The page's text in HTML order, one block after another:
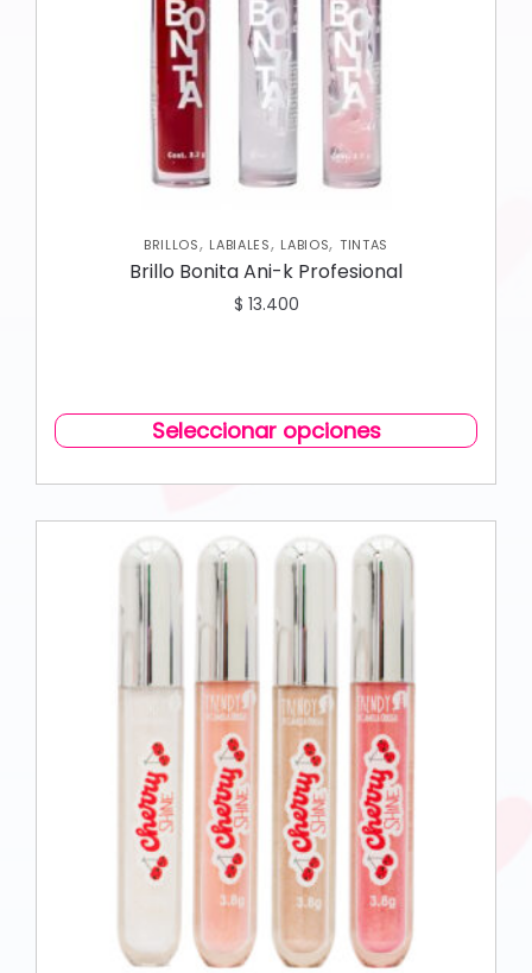
BRILLOS, LABIALES, LABIOS, TINTAS
Brillo Bonita Ani-k Profesional
$ 13.400
Seleccionar opciones